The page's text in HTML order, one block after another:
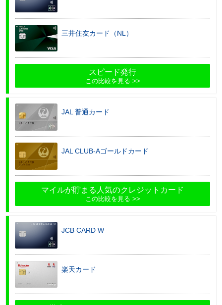
三井住友カード（NL）
スピード発行
この比較を見る
JAL 普通カード
JAL CLUB-Aゴールドカード
マイルが貯まる人気のクレジットカード
この比較を見る
JCB CARD W
楽天カード